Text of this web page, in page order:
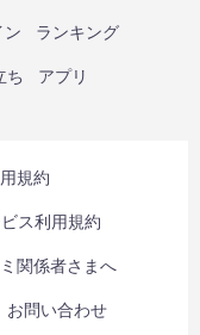
ン ランキング
ち アプリ
規約
ス利用規約
関係者さまへ
お問い合わせ